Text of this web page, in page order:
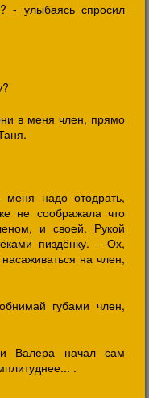
- улыбаясь спросил
в меня член, прямо
надо отодрать,
не соображала что
и своей. Рукой
пиздёнку. - Ох,
на член,
губами член,
Валера начал сам
.